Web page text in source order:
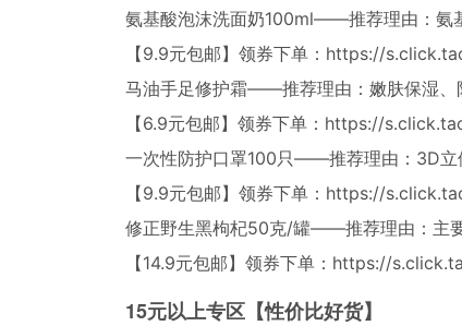
氨基酸泡沫洗面奶100ml——推荐理由：氨
【9.9元包邮】领券下单： https://
马油手足修护霜——推荐理由：嫩肤保湿、
【6.9元包邮】领券下单： https://
一次性防护口罩100只——推荐理由：3D立
【9.9元包邮】领券下单： https://
修正野生黑枸杞50克/罐——推荐理由：主
【14.9元包邮】领券下单： https://
15元以上专区【性价比好货】